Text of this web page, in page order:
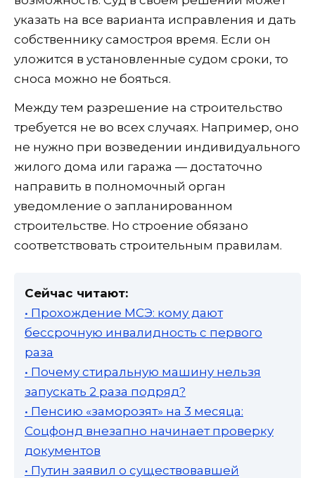
указать на все варианта исправления и дать
собственнику самостроя время. Если он
уложится в установленные судом сроки, то
сноса можно не бояться.
Между тем разрешение на строительство
требуется не во всех случаях. Например, оно
не нужно при возведении индивидуального
жилого дома или гаража — достаточно
направить в полномочный орган
уведомление о запланированном
строительстве. Но строение обязано
соответствовать строительным правилам.
Сейчас читают:
• Прохождение МСЭ: кому дают
бессрочную инвалидность с первого
раза
• Почему стиральную машину нельзя
запускать 2 раза подряд?
• Пенсию «заморозят» на 3 месяца:
Соцфонд внезапно начинает проверку
документов
• Путин заявил о существовавшей